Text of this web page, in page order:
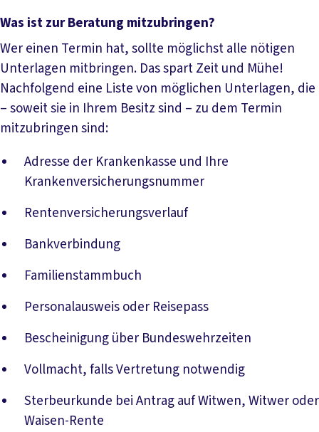
Was ist zur Beratung mitzubringen?
Wer einen Termin hat, sollte möglichst alle nötigen
Unterlagen mitbringen. Das spart Zeit und Mühe!
Nachfolgend eine Liste von möglichen Unterlagen, die
– soweit sie in Ihrem Besitz sind – zu dem Termin
mitzubringen sind:
Adresse der Krankenkasse und Ihre
Krankenversicherungsnummer
Rentenversicherungsverlauf
Bankverbindung
Familienstammbuch
Personalausweis oder Reisepass
Bescheinigung über Bundeswehrzeiten
Vollmacht, falls Vertretung notwendig
Sterbeurkunde bei Antrag auf Witwen, Witwer oder
Waisen-Rente